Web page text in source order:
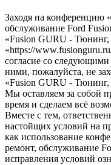
Заходя на конференцию
обслуживание Ford
«Fusion GURU - Тюнинг,
«https://
согласие со
ними, пожалуйста, не
«Fusion GURU - Тюнинг,
Мы оставляем за собой
время и сделаем всё
Вместе с тем,
настойщих условий на
как использование
ремонт, обслуживание
исправления условий